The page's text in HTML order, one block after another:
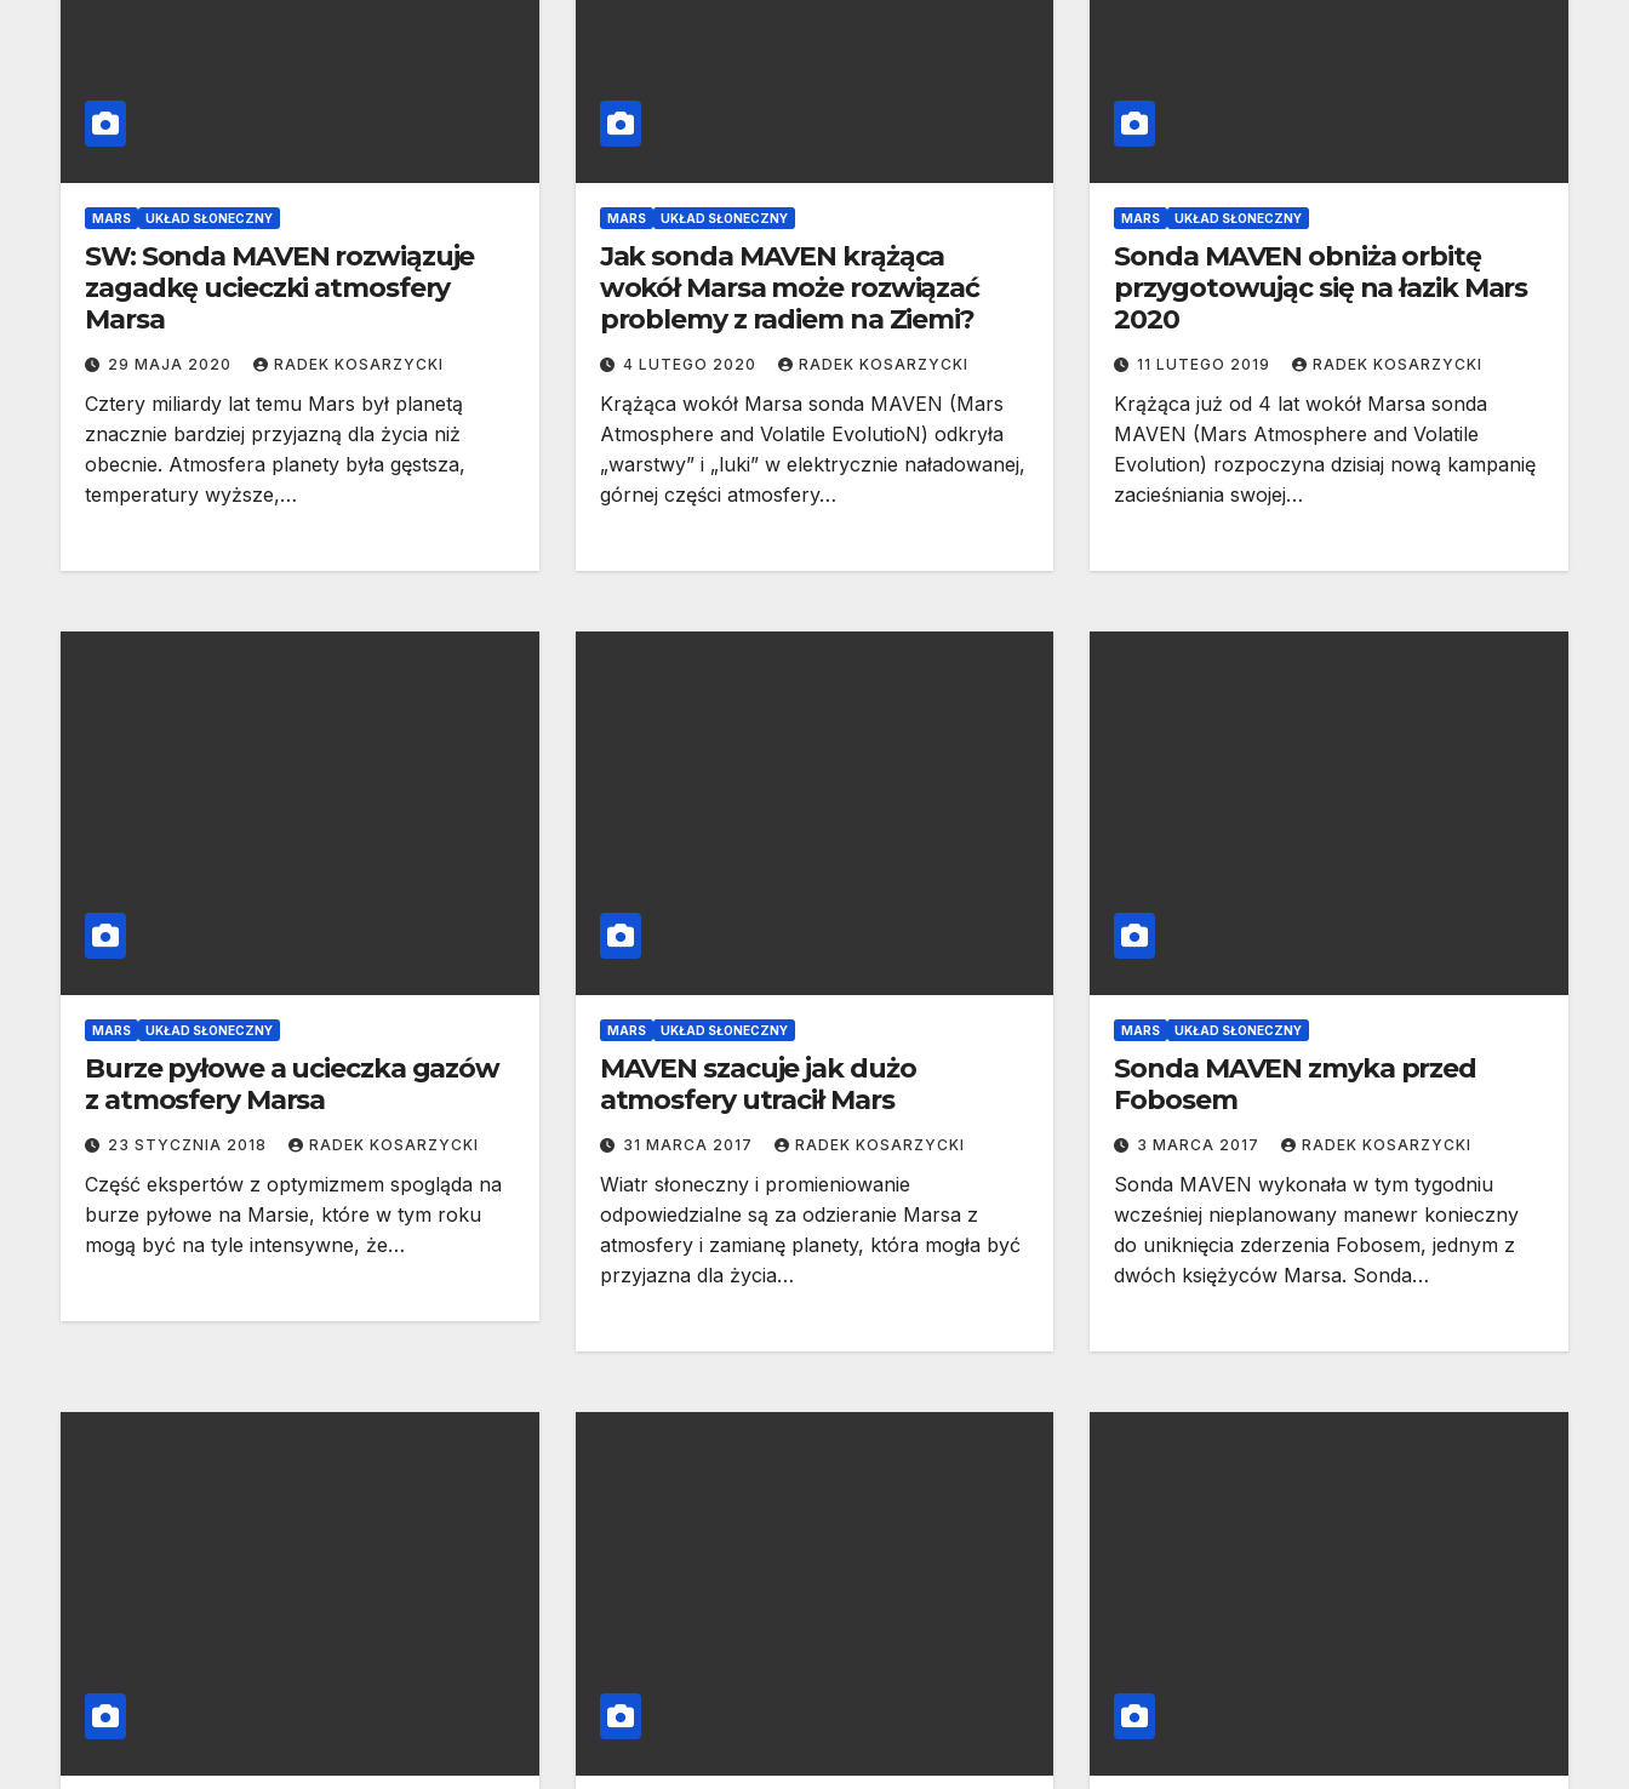
MARS UKŁAD SŁONECZNY
SW: Sonda MAVEN rozwiązuje
zagadkę ucieczki atmosfery
Marsa
29 MAJA 2020 RADEK KOSARZYCKI
Cztery miliardy lat temu Mars był planetą
znacznie bardziej przyjazną dla życia niż
obecnie. Atmosfera planety była gęstsza,
temperatury wyższe,…
MARS UKŁAD SŁONECZNY
Jak sonda MAVEN krążąca
wokół Marsa może rozwiązać
problemy z radiem na Ziemi?
4 LUTEGO 2020 RADEK KOSARZYCKI
Krążąca wokół Marsa sonda MAVEN (Mars
Atmosphere and Volatile EvolutioN) odkryła
„warstwy” i „luki” w elektrycznie naładowanej,
górnej części atmosfery…
MARS UKŁAD SŁONECZNY
Sonda MAVEN obniża orbitę
przygotowując się na łazik Mars
2020
11 LUTEGO 2019 RADEK KOSARZYCKI
Krążąca już od 4 lat wokół Marsa sonda
MAVEN (Mars Atmosphere and Volatile
Evolution) rozpoczyna dzisiaj nową kampanię
zacieśniania swojej…
MARS UKŁAD SŁONECZNY
Burze pyłowe a ucieczka gazów
z atmosfery Marsa
23 STYCZNIA 2018 RADEK KOSARZYCKI
Część ekspertów z optymizmem spogląda na
burze pyłowe na Marsie, które w tym roku
mogą być na tyle intensywne, że…
MARS UKŁAD SŁONECZNY
MAVEN szacuje jak dużo
atmosfery utracił Mars
31 MARCA 2017 RADEK KOSARZYCKI
Wiatr słoneczny i promieniowanie
odpowiedzialne są za odzieranie Marsa z
atmosfery i zamianę planety, która mogła być
przyjazna dla życia…
MARS UKŁAD SŁONECZNY
Sonda MAVEN zmyka przed
Fobosem
3 MARCA 2017 RADEK KOSARZYCKI
Sonda MAVEN wykonała w tym tygodniu
wcześniej nieplanowany manewr konieczny
do uniknięcia zderzenia Fobosem, jednym z
dwóch księżyców Marsa. Sonda…